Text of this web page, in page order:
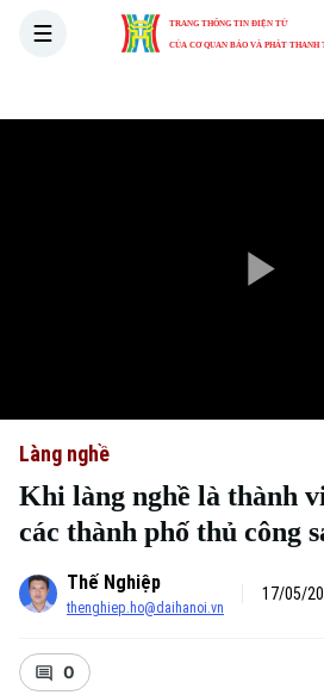
TRANG THÔNG TIN ĐIỆN TỬ
CỦA CƠ QUAN BÁO VÀ PHÁT THANH
Làng nghề
Khi làng nghề là thành
các thành phố thủ công
Thế Nghiệp
thenghiep.ho@daihanoi.vn
17/05/
0